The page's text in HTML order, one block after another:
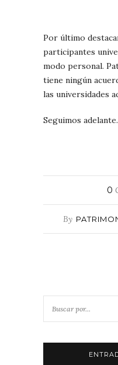
Por último
participantes
modo personal.
tiene ningún
las universidades
Seguimos
0
By